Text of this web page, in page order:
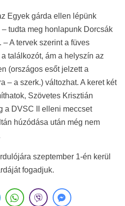
Egyek gárda ellen lépünk
tudta meg honlapunk Dorcsák
A tervek szerint a füves
találkozót, ám a helyszín az
(országos esőt jelzett a
– a szerk.) változhat. A keret két
Szövetes Krisztián
a DVSC II elleni meccset
húzódása után még nem
szeptember 1-én kerül
fogadjuk.